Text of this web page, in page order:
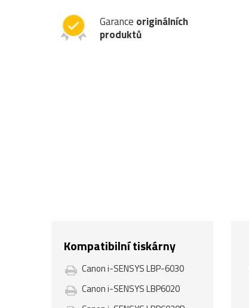
Garance originálních
produktů
Kompatibilní tiskárny
Canon i-SENSYS LBP-6030
Canon i-SENSYS LBP6020